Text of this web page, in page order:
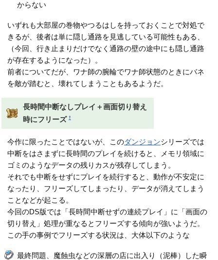
からない
いずれも大部屋の巻物やつるはしを持っておくことで対処で
きるが、後者は単に隠し通路を見逃している可能性もある、
（今回、行き止まりだけでなく通路の壁の途中にも隠し通路
が存在するようになった）。
前者についてだが、ワナ師の腕輪でワナ師状態のときにバネ
を敵が踏むと、壊れてしまうこともあるようだ。
長時間中断なしプレイ＋画面切り替え
時にフリーズ †
今作に限ったことではないが、このダンジョンシリーズでは
中断をはさまずに長時間のプレイを続けると、メモリ領域に
ゴミのようなデータの残りカスが残存してしまう。
それでも中断をせずにプレイを続行すると、動作が不安定に
なったり、フリーズしてしまったり、データが消えてしまう
ことなどが起こる。
今回のDS版では「長時間中断せずの連続プレイ」に「画面の
切り替え」処理が重なるとフリーズする傾向が強いようだ。
この手の事例でフリーズする状況は、大体以下のような
最終問題、魔蝕虫などの深層の店に出入り（泥棒）した瞬